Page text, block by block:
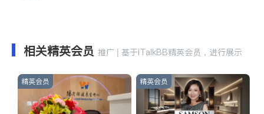
相关精英会员 推广 | 基于iTalkBB精英会员，进行展示
精英会员 精英会员